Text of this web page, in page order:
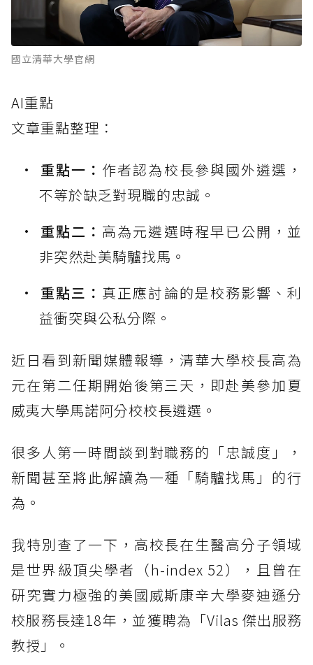
國立清華大學官網
AI重點
文章重點整理：
重點一： 作者認為校長參與國外遴選，
不等於缺乏對現職的忠誠。
重點二： 高為元遴選時程早已公開，並
非突然赴美騎驢找馬。
重點三： 真正應討論的是校務影響、利
益衝突與公私分際。
近日看到新聞媒體報導，清華大學校長高為
元在第二任期開始後第三天，即赴美參加夏
威夷大學馬諾阿分校校長遴選。
很多人第一時間談到對職務的「忠誠度」，
新聞甚至將此解讀為一種「騎驢找馬」的行
為。
我特別查了一下，高校長在生醫高分子領域
是世界級頂尖學者（h-index 52），且曾在
研究實力極強的美國威斯康辛大學麥迪遜分
校服務長達18年，並獲聘為「Vilas 傑出服務
教授」。